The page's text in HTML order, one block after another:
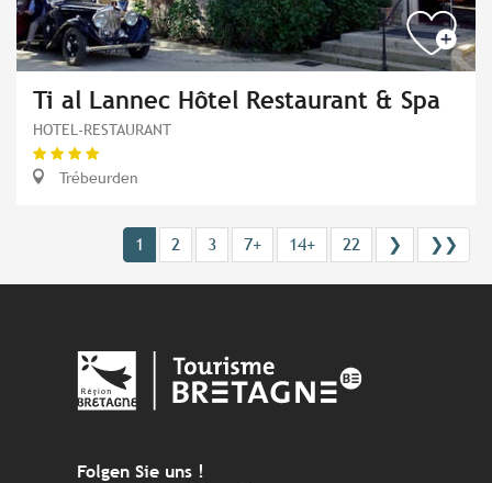
Ti al Lannec Hôtel Restaurant & Spa
HOTEL-RESTAURANT
Trébeurden
1 2 3 7+ 14+ 22 ❯ ❯❯
Folgen Sie uns !